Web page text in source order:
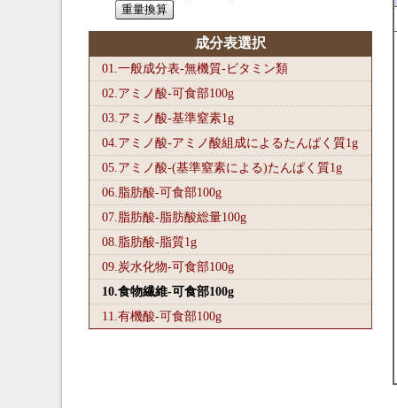
成分表選択
01.一般成分表-無機質-ビタミン類
02.アミノ酸-可食部100g
03.アミノ酸-基準窒素1g
04.アミノ酸-アミノ酸組成によるたんぱく質1g
05.アミノ酸-(基準窒素による)たんぱく質1g
06.脂肪酸-可食部100g
07.脂肪酸-脂肪酸総量100g
08.脂肪酸-脂質1g
09.炭水化物-可食部100g
10.食物繊維-可食部100g
11.有機酸-可食部100g